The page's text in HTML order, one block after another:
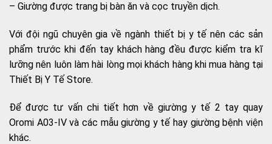
– Giường được trang bị bàn ăn và cọc truyền dịch.
Với đội ngũ chuyên gia về ngành thiết bị y tế nên các sản
phẩm trước khi đến tay khách hàng đều được kiểm tra kĩ
lưỡng nên luôn làm hài lòng mọi khách hàng khi mua hàng tại
Thiết Bị Y Tế Store.
Để được tư vấn chi tiết hơn về giường y tế 2 tay quay
Oromi A03-IV và các mẫu giường y tế hay giường bệnh viện
khác.